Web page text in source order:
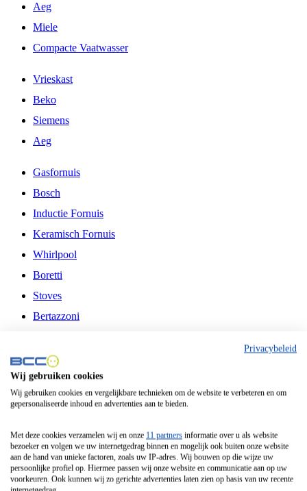
Aeg
Miele
Compacte Vaatwasser
Vrieskast
Beko
Siemens
Aeg
Gasfornuis
Bosch
Inductie Fornuis
Keramisch Fornuis
Whirlpool
Boretti
Stoves
Bertazzoni
Fitelli
Airfryer
Frituurpan
Contactgrill
Broodbakmachine
Broodrooster
Privacybeleid
Wij gebruiken cookies
Wij gebruiken cookies en vergelijkbare technieken om de website te verbeteren en om
gepersonaliseerde inhoud en advertenties aan te bieden.
Met deze cookies verzamelen wij en onze 11 partners informatie over u als website
bezoeker en volgen we uw internetgedrag binnen en mogelijk ook buiten onze website
aan de hand van unieke factoren, zoals uw IP-adres. Wij bouwen op die wijze uw
persoonlijke profiel op. Hiermee passen wij onze website en communicatie aan op uw
voorkeuren. Ook kunnen wij zo gerichte advertenties laten zien op basis van uw recente